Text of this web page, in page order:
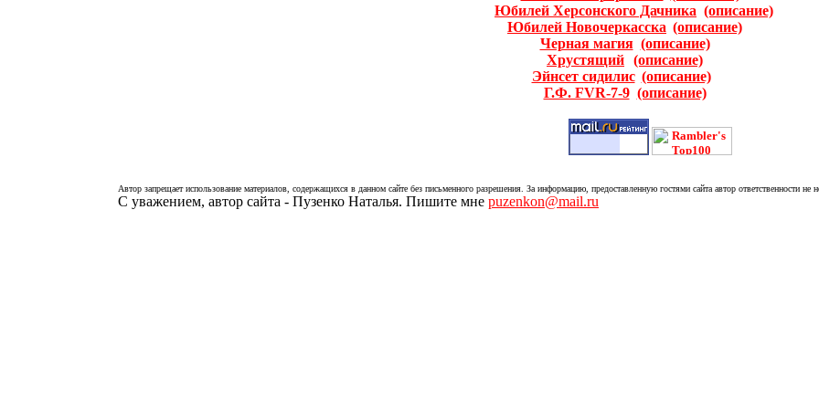
Юбилей Херсонского Дачника (описание)
Юбилей Новочеркасска (описание)
Черная магия (описание)
Хрустящий (описание)
Эйнсет сидилис (описание)
Г.Ф. FVR-7-9 (описание)
Автор запрещает использование материалов, содержащихся в данном сайте без письменного разрешения. За информацию, предоставленную гостями сайта автор ответственности не
С уважением, автор сайта - Пузенко Наталья. Пишите мне puzenkon@mail.ru